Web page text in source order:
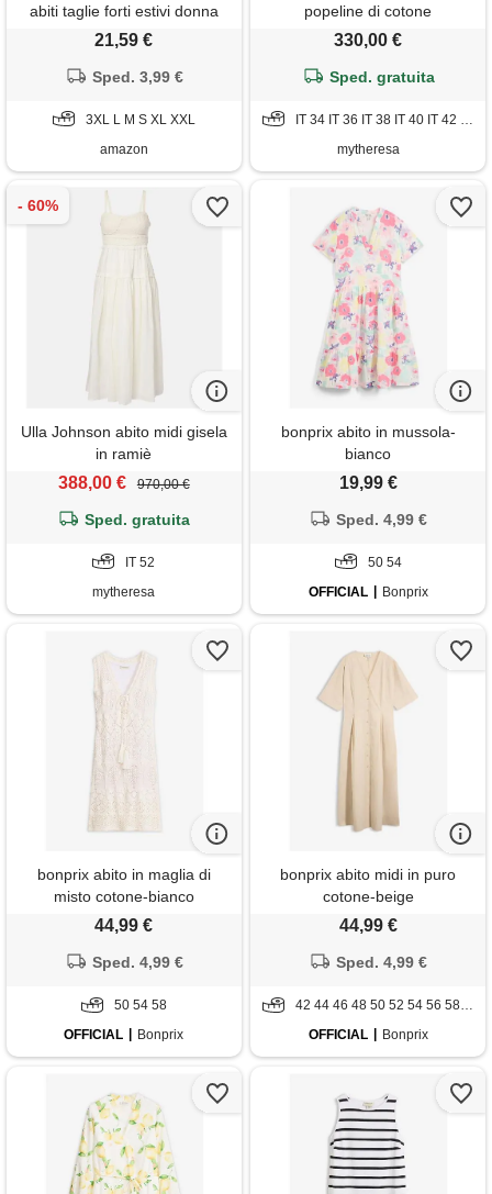
abiti taglie forti estivi donna
scollo a v senza maniche
lungo abito comodo casual
vestiti lunghi donne mare
elegante curvy prendisole da
spiaggia dress
21,59 €
Sped. 3,99 €
3XL L M S XL XXL
amazon
popeline di cotone
330,00 €
Sped. gratuita
IT 34 IT 36 IT 38 IT 40 IT 42 IT 44 IT 48 IT 50 IT 52
mytheresa
Ulla Johnson abito midi gisela
in ramiè
388,00 € 970,00 €
Sped. gratuita
IT 52
mytheresa
bonprix abito in mussola-
bianco
19,99 €
Sped. 4,99 €
50 54
OFFICIAL
Bonprix
bonprix abito in maglia di
misto cotone-bianco
44,99 €
Sped. 4,99 €
50 54 58
OFFICIAL
Bonprix
bonprix abito midi in puro
cotone-beige
44,99 €
Sped. 4,99 €
42 44 46 48 50 52 54 56 58 60
OFFICIAL
Bonprix